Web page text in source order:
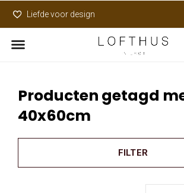
Liefde voor design
Producten getagd
40x60cm
FILTER